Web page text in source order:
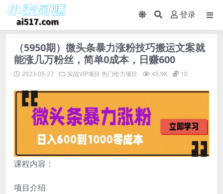
登录
（5950期）微头条暴力涨粉技巧搬运文案就
能涨几万粉丝，简单0成本，日赚600
2023-05-27 实战VIP项目 热门给力项目 45.9K 10
课程内容：
项目介绍